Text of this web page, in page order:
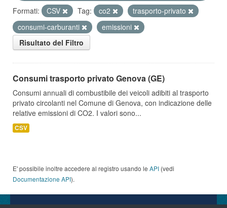
Formati:
CSV Tag: co2
trasporto-privato
consumi-carburanti
emissioni
Risultato del Filtro
Consumi trasporto privato Genova (GE)
Consumi annuali di combustibile dei veicoli adibiti al trasporto
privato circolanti nel Comune di Genova, con indicazione delle
relative emissioni di CO2. I valori sono...
CSV
E' possibile inoltre accedere al registro usando le API (vedi
Documentazione API).